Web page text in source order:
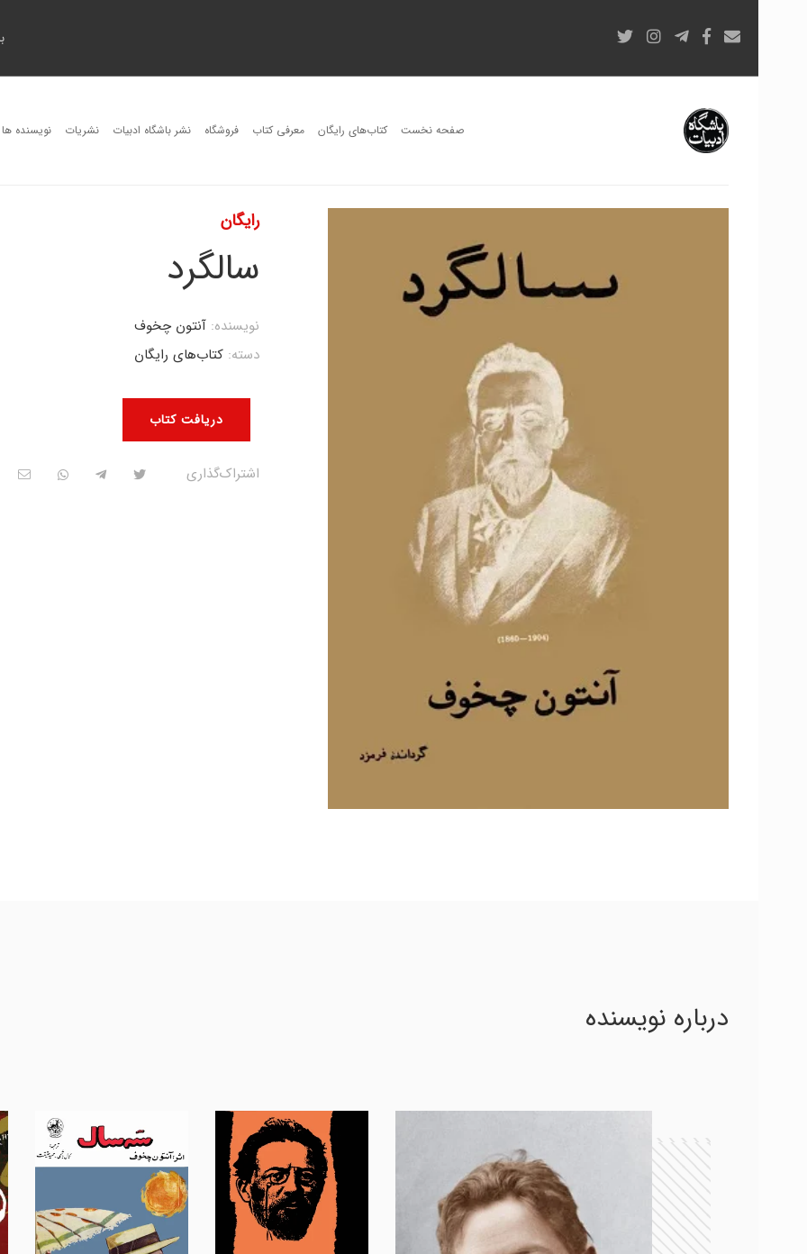
صفحه نخست کتاب‌های رایگان معرفی کتاب فروشگاه نشر باشگاه ادبیات نشریات نویسنده ها
رایگان
سالگرد
دریافت کتاب
نویسنده:آنتون چخوف
دسته: کتاب‌های رایگان
اشتراک‌گذاری
درباره نویسنده